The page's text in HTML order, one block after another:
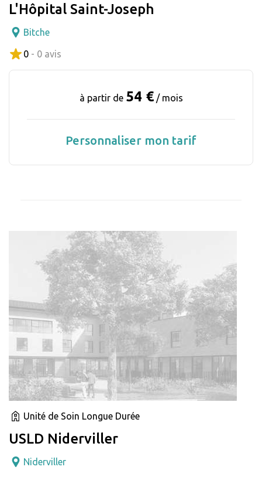
L'Hôpital Saint-Joseph
Bitche
0 - 0 avis
à partir de 54 € / mois
Personnaliser mon tarif
Unité de Soin Longue Durée
USLD Niderviller
Niderviller